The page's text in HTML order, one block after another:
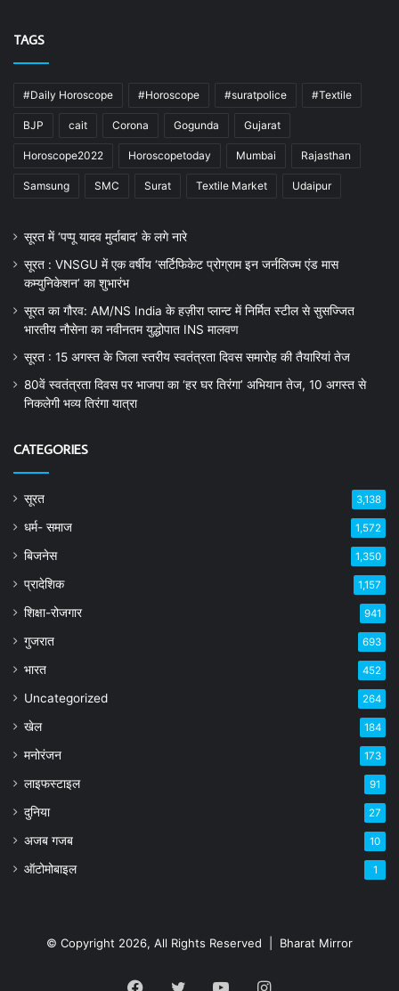
TAGS
#Daily Horoscope #Horoscope #suratpolice #Textile
BJP cait Corona Gogunda Gujarat
Horoscope2022 Horoscopetoday Mumbai Rajasthan
Samsung SMC Surat Textile Market Udaipur
सूरत में ‘पप्पू यादव मुर्दाबाद’ के लगे नारे
सूरत : VNSGU में एक वर्षीय ‘सर्टिफिकेट प्रोग्राम इन जर्नलिज्म एंड मास
कम्युनिकेशन’ का शुभारंभ
सूरत का गौरव: AM/NS India के हज़ीरा प्लान्ट में निर्मित स्टील से सुसज्जित
भारतीय नौसेना का नवीनतम युद्धोपात INS मालवण
सूरत : 15 अगस्त के जिला स्तरीय स्वतंत्रता दिवस समारोह की तैयारियां तेज
80वें स्वतंत्रता दिवस पर भाजपा का ‘हर घर तिरंगा’ अभियान तेज, 10 अगस्त से
निकलेगी भव्य तिरंगा यात्रा
CATEGORIES
सूरत 3,138
धर्म- समाज 1,572
बिजनेस 1,350
प्रादेशिक 1,157
शिक्षा-रोजगार 941
गुजरात 693
भारत 452
Uncategorized 264
खेल 184
मनोरंजन 173
लाइफस्टाइल 91
दुनिया 27
अजब गजब 10
ऑटोमोबाइल 1
© Copyright 2026, All Rights Reserved | Bharat Mirror
Facebook
Twitter YouTubeInstagram